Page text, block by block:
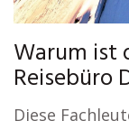
Warum ist
Reisebüro
Diese